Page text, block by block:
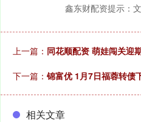
鑫东财配资提示：
上一篇： 同花顺配资 萌娃闯关迎
下一篇： 锦富优 1月7日福蓉转债
相关文章